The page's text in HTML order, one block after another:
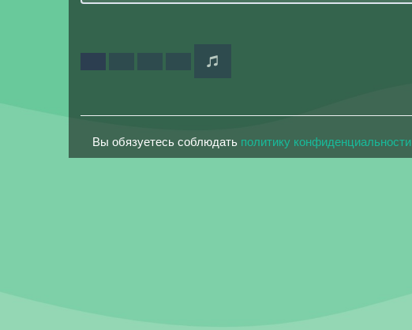
Вы обязуетесь соблюдать политику конфиденциальности